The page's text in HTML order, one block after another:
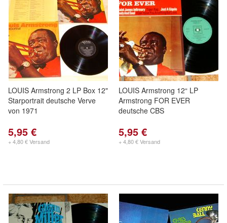
LOUIS Armstrong 2 LP Box 12"
Starportrait deutsche Verve
von 1971
5,95 €
+ 4,80 € Versand
LOUIS Armstrong 12“ LP
Armstrong FOR EVER
deutsche CBS
5,95 €
+ 4,80 € Versand